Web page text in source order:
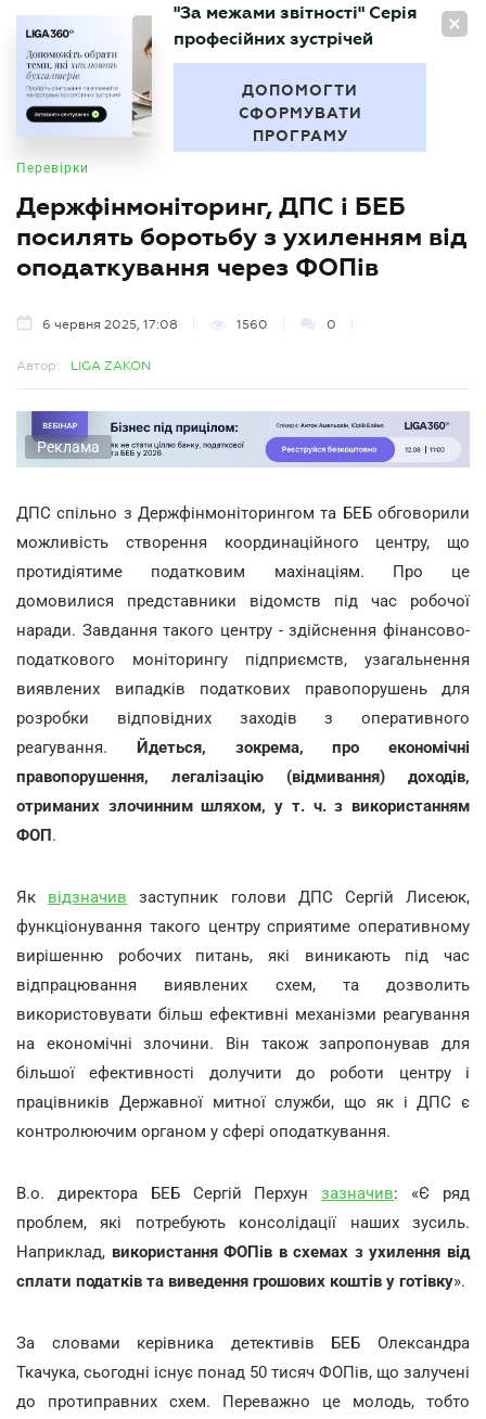
UA
БУХГАЛТЕР
"За межами звітності" Серія
професійних зустрічей
ДОПОМОГТИ
СФОРМУВАТИ
ПРОГРАМУ
Перевірки
Держфінмоніторинг, ДПС і БЕБ
посилять боротьбу з ухиленням від
оподаткування через ФОПів
6 червня 2025, 17:08 1560 0
Автор: LIGA ZAKON
Реклама
ДПС спільно з Держфінмоніторингом та БЕБ обговорили
можливість створення координаційного центру, що
протидіятиме податковим махінаціям. Про це
домовилися представники відомств під час робочої
наради. Завдання такого центру - здійснення фінансово-
податкового моніторингу підприємств, узагальнення
виявлених випадків податкових правопорушень для
розробки відповідних заходів з оперативного
реагування. Йдеться, зокрема, про економічні
правопорушення, легалізацію (відмивання) доходів,
отриманих злочинним шляхом, у т. ч. з використанням
ФОП.
Як відзначив заступник голови ДПС Сергій Лисеюк,
функціонування такого центру сприятиме оперативному
вирішенню робочих питань, які виникають під час
відпрацювання виявлених схем, та дозволить
використовувати більш ефективні механізми реагування
на економічні злочини. Він також запропонував для
більшої ефективності долучити до роботи центру і
працівників Державної митної служби, що як і ДПС є
контролюючим органом у сфері оподаткування.
В.о. директора БЕБ Сергій Перхунзазначив: «Є ряд
проблем, які потребують консолідації наших зусиль.
Наприклад, використання ФОПів в схемах з ухилення від
сплати податків та виведення грошових коштів у готівку».
За словами керівника детективів БЕБ Олександра
Ткачука, сьогодні існує понад 50 тисяч ФОПів, що залучені
до протиправних схем. Переважно це молодь, тобто